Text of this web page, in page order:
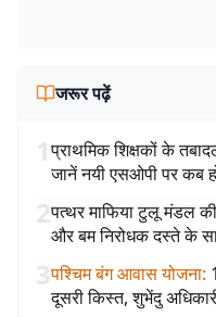
जरूर पढ़ें
1प्राथमिक शिक्षकों के
जानें नयी एसओपी पर कब
2पत्थर माफिया टुलू मंडल
और बम निरोधक दस्ते के
3पश्चिम बंग आवास योजना:
दूसरी किस्त, शुभेंदु